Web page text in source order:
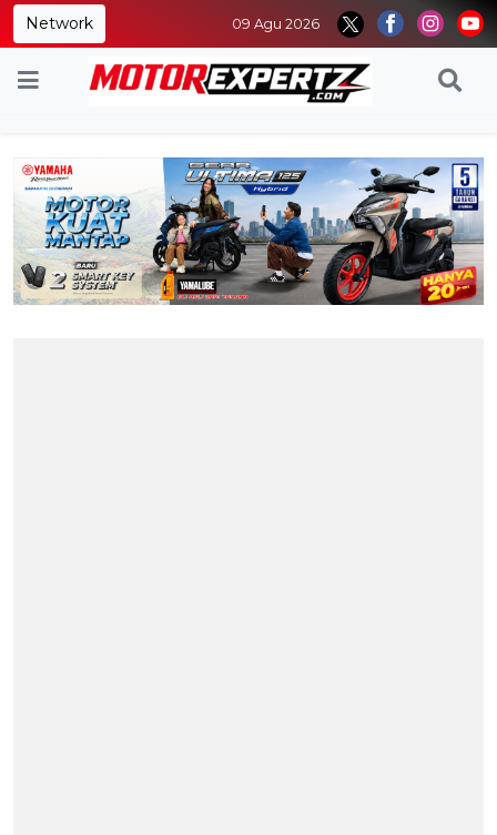
Network 09 Agu 2026